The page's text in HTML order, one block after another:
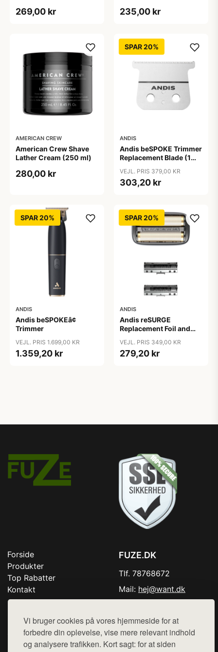
Vi bruger cookies på vores hjemmeside for at
forbedre din oplevelse, vise mere relevant indhold
og analysere trafikken. Kort sagt: for at siden
269,00 kr 235,00 kr
AMERICAN CREW
American Crew Shave
Lather Cream (250 ml)
280,00 kr
SPAR 20%
ANDIS
Andis beSPOKE Trimmer
Replacement Blade (1
VEJL. PRIS 379,00 KR
303,20 kr
SPAR 20%
ANDIS
Andis beSPOKEâ¢
Trimmer
VEJL. PRIS 1.699,00 KR
1.359,20 kr
SPAR 20%
ANDIS
Andis reSURGE
Replacement Foil and
VEJL. PRIS 349,00 KR
279,20 kr
Forside
Produkter
Top Rabatter
Kontakt
FUZE.DK
Tlf. 78768672
Mail: hej@want.dk